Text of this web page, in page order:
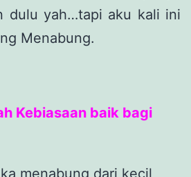
dulu yah…tapi aku kali ini
Menabung.
Kebiasaan baik bagi
menabung dari kecil